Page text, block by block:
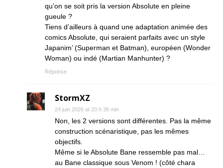
qu’on se soit pris la version Absolute en pleine
gueule ?
Tiens d’ailleurs à quand une adaptation animée des
comics Absolute, qui seraient parfaits avec un style
Japanim’ (Superman et Batman), européen (Wonder
Woman) ou indé (Martian Manhunter) ?
Réponse
StormXZ
24 juin 2026 at 20 h 38 min
Non, les 2 versions sont différentes. Pas la même
construction scénaristique, pas les mêmes
objectifs.
Même si le Absolute Bane ressemble pas mal…
au Bane classique sous Venom ! (côté chara